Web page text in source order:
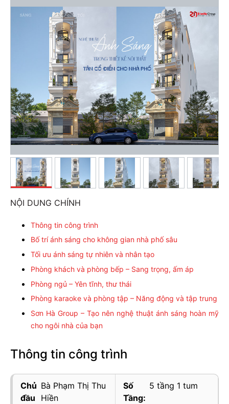
NỘI DUNG CHÍNH
Thông tin công trình
Bố trí ánh sáng cho không gian nhà phố sâu
Tối ưu ánh sáng tự nhiên và nhân tạo
Phòng khách và phòng bếp – Sang trọng, ấm áp
Phòng ngủ – Yên tĩnh, thư thái
Phòng karaoke và phòng tập – Năng động và tập trung
Sơn Hà Group – Tạo nên nghệ thuật ánh sáng hoàn mỹ
cho ngôi nhà của bạn
Thông tin công trình
Chủ
đầu
Bà Phạm Thị Thu
Hiền
Số
Tầng:
5 tầng 1 tum